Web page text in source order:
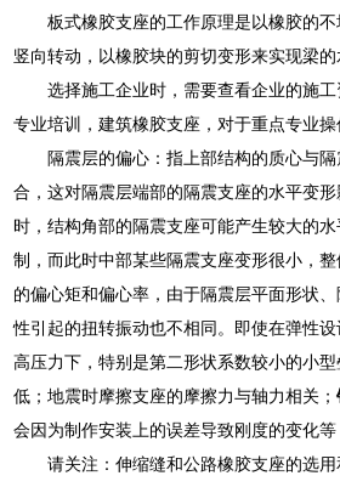
板式橡胶支座的工作原理是以橡胶的
竖向转动，以橡胶块的剪切变形来实现梁的
选择施工企业时，需要查看企业的施
专业培训，建筑橡胶支座，对于重点专业操
隔震层的偏心：指上部结构的质心与
合，这对隔震层端部的隔震支座的水平变
时，结构角部的隔震支座可能产生较大的
制，而此时中部某些隔震支座变形很小，
的偏心矩和偏心率，由于隔震层平面形状
性引起的扭转振动也不相同。即使在弹性
高压力下，特别是第二形状系数较小的小
低；地震时摩擦支座的摩擦力与轴力相关；
会因为制作安装上的误差导致刚度的变化等
请关注：伸缩缝和公路橡胶支座的选